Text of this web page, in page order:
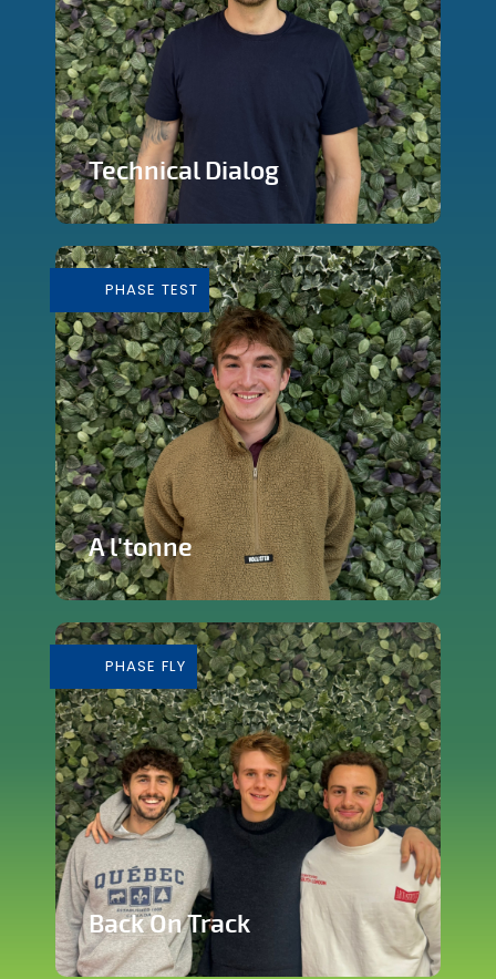
Technical Dialog
artistique
En savoir plus
PHASE TEST
A l'tonne
cœur de Silly
En savoir plus
PHASE FLY
Back On Track